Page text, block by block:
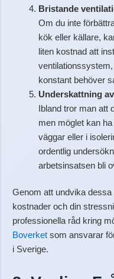
Bristande
Om du inte
kök eller källare,
liten kostnad att
konstant behöver
Underskattning
Ibland tror man att
men möglet kan
väggar eller i
ordentlig
arbetsinsatsen bli
Genom att undvika
kostnader och din
professionella råd kring
Boverket som ansvarar
i Sverige.